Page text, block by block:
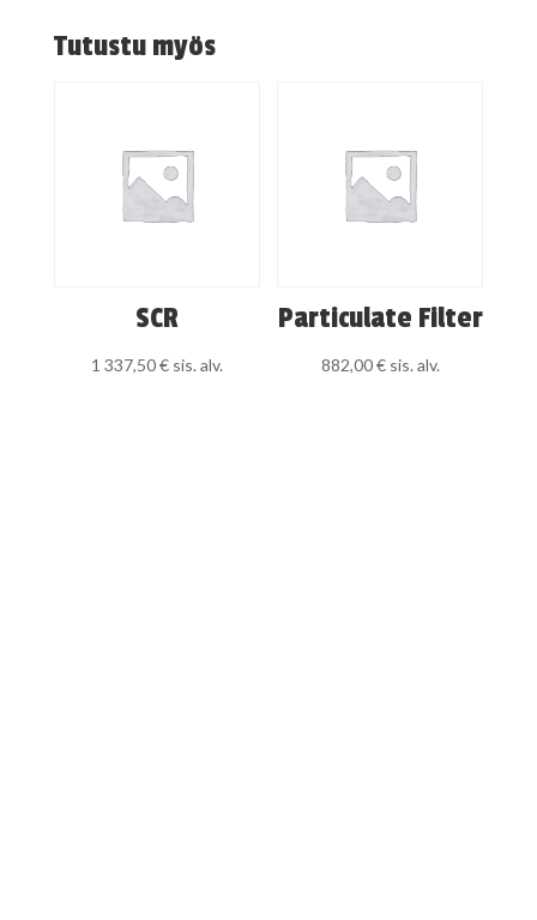
Tutustu myös
SCR
1 337,50€ sis. alv.
Particulate Filter
882,00€ sis. alv.